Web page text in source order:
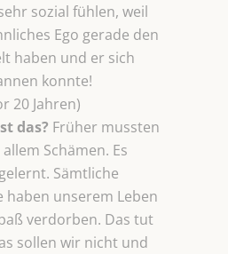
sozial fühlen, weil
Ego gerade den
haben und er sich
konnte!
20 Jahren)
das? Früher mussten
Schämen. Es
Sämtliche
haben unserem Leben
verdorben. Das tut
sollen wir nicht und